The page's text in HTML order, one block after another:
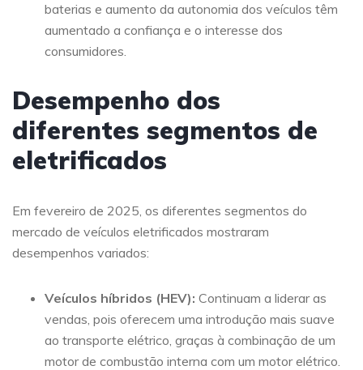
baterias e aumento da autonomia dos veículos têm
aumentado a confiança e o interesse dos
consumidores.
Desempenho dos
diferentes segmentos de
eletrificados
Em fevereiro de 2025, os diferentes segmentos do
mercado de veículos eletrificados mostraram
desempenhos variados:
Veículos híbridos (HEV): Continuam a liderar as
vendas, pois oferecem uma introdução mais suave
ao transporte elétrico, graças à combinação de um
motor de combustão interna com um motor elétrico.